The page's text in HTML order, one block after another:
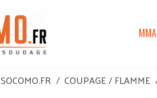
MMA
SOCOMO.FR COUPAGE / FLAMME